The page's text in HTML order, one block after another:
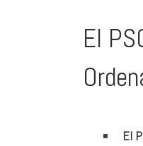
El
El